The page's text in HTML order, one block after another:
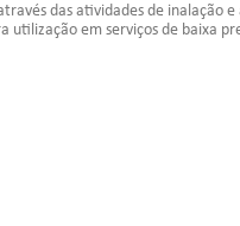
das atividades de inalação
utilização em serviços de baixa